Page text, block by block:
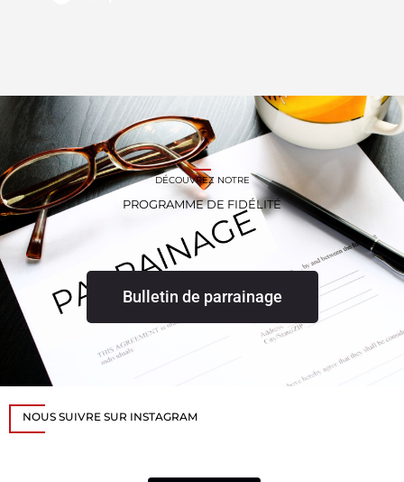
DÉCOUVREZ NOTRE
PROGRAMME DE FIDÉLITÉ
Bulletin de parrainage
NOUS SUIVRE SUR INSTAGRAM